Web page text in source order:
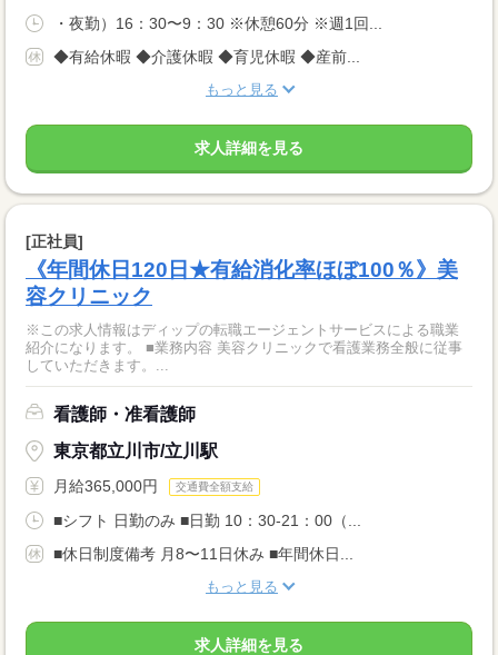
・夜勤）16：30〜9：30 ※休憩60分 ※週1回...
◆有給休暇 ◆介護休暇 ◆育児休暇 ◆産前...
もっと見る
求人詳細を見る
[正社員]
《年間休日120日★有給消化率ほぼ100％》美
容クリニック
※この求人情報はディップの転職エージェントサービスによる職業
紹介になります。 ■業務内容 美容クリニックで看護業務全般に従事
していただきます。...
看護師・准看護師
東京都立川市/立川駅
月給365,000円 交通費全額支給
■シフト 日勤のみ ■日勤 10：30-21：00（...
■休日制度備考 月8〜11日休み ■年間休日...
もっと見る
求人詳細を見る